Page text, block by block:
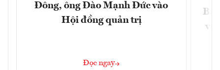
Đông, ông Đào Mạnh Đức vào
Hội đồng quản trị
Đọc ngay
và